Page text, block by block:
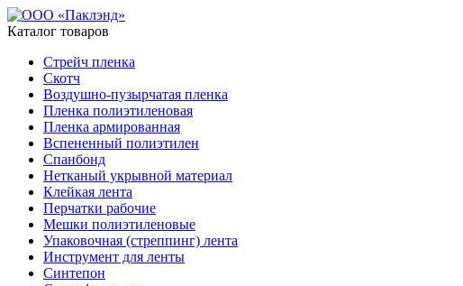
Каталог товаров
Стрейч пленка
Скотч
Воздушно-пузырчатая пленка
Пленка полиэтиленовая
Пленка армированная
Вспененный полиэтилен
Спанбонд
Нетканый укрывной материал
Клейкая лента
Перчатки рабочие
Мешки полиэтиленовые
Упаковочная (стреппинг) лента
Инструмент для ленты
Синтепон